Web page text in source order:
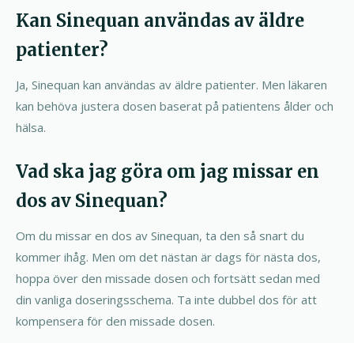
Kan Sinequan användas av äldre
patienter?
Ja, Sinequan kan användas av äldre patienter. Men läkaren
kan behöva justera dosen baserat på patientens ålder och
hälsa.
Vad ska jag göra om jag missar en
dos av Sinequan?
Om du missar en dos av Sinequan, ta den så snart du
kommer ihåg. Men om det nästan är dags för nästa dos,
hoppa över den missade dosen och fortsätt sedan med
din vanliga doseringsschema. Ta inte dubbel dos för att
kompensera för den missade dosen.